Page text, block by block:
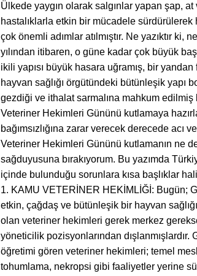
Ülkede yaygın olarak salgınlar yapan şap, at
hastalıklarla etkin bir mücadele sürdürülerek
çok önemli adımlar atılmıştır. Ne yazıktır
yılından itibaren, o güne kadar çok büyük
ikili yapısı büyük hasara uğramış, bir yandan
hayvan sağlığı örgütündeki bütünleşik yapı
gezdiği ve ithalat sarmalına mahkum edilmiş
Veteriner Hekimleri Gününü kutlamaya
bağımsızlığına zarar verecek derecede
Veteriner Hekimleri Gününü kutlamanın ne
sağduyusuna bırakıyorum. Bu yazımda
içinde bulunduğu sorunlara kısa başlıklar
1. KAMU VETERİNER HEKİMLİĞİ: Bugün;
etkin, çağdaş ve bütünleşik bir hayvan
olan veteriner hekimleri gerek merkez
yöneticilik pozisyonlarından dışlanmışlardır.
öğretimi gören veteriner hekimleri; temel
tohumlama, nekropsi gibi faaliyetler yerine